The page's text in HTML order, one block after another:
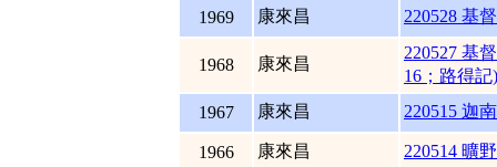
1969 康來昌 220528 基
1968 康來昌
220527 基
16；路得記)
1967
康來昌 220515 迦南
1966 康來昌 220514 曠